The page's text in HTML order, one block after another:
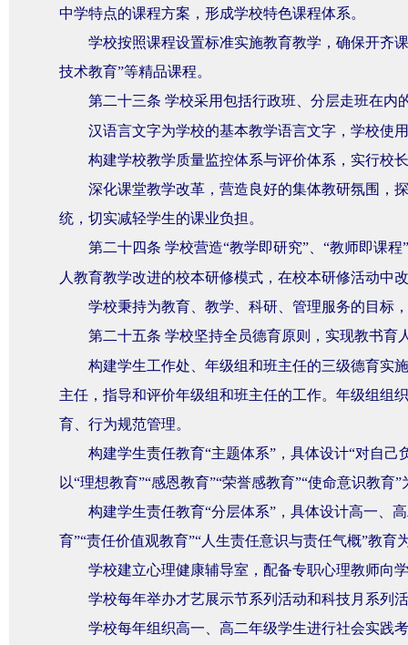
中学特点的课程方案，形成学校特色课程体系。
学校按照课程设置标准实施教育教学，确保开齐
技术教育”等精品课程。
第二十三条 学校采用包括行政班、分层走班在内
汉语言文字为学校的基本教学语言文字，学校使
构建学校教学质量监控体系与评价体系，实行校
深化课堂教学改革，营造良好的集体教研氛围，
统，切实减轻学生的课业负担。
第二十四条 学校营造“教学即研究”、“教师即课
人教育教学改进的校本研修模式，在校本研修活动中
学校秉持为教育、教学、科研、管理服务的目标
第二十五条 学校坚持全员德育原则，实现教书育
构建学生工作处、年级组和班主任的三级德育实
主任，指导和评价年级组和班主任的工作。年级组组
育、行为规范管理。
构建学生责任教育“主题体系”，具体设计“对自己
以“理想教育”“感恩教育”“荣誉感教育”“使命意识教育
构建学生责任教育“分层体系”，具体设计高一、
育”“责任价值观教育”“人生责任意识与责任气概”教育
学校建立心理健康辅导室，配备专职心理教师向
学校每年举办才艺展示节系列活动和科技月系列
学校每年组织高一、高二年级学生进行社会实践